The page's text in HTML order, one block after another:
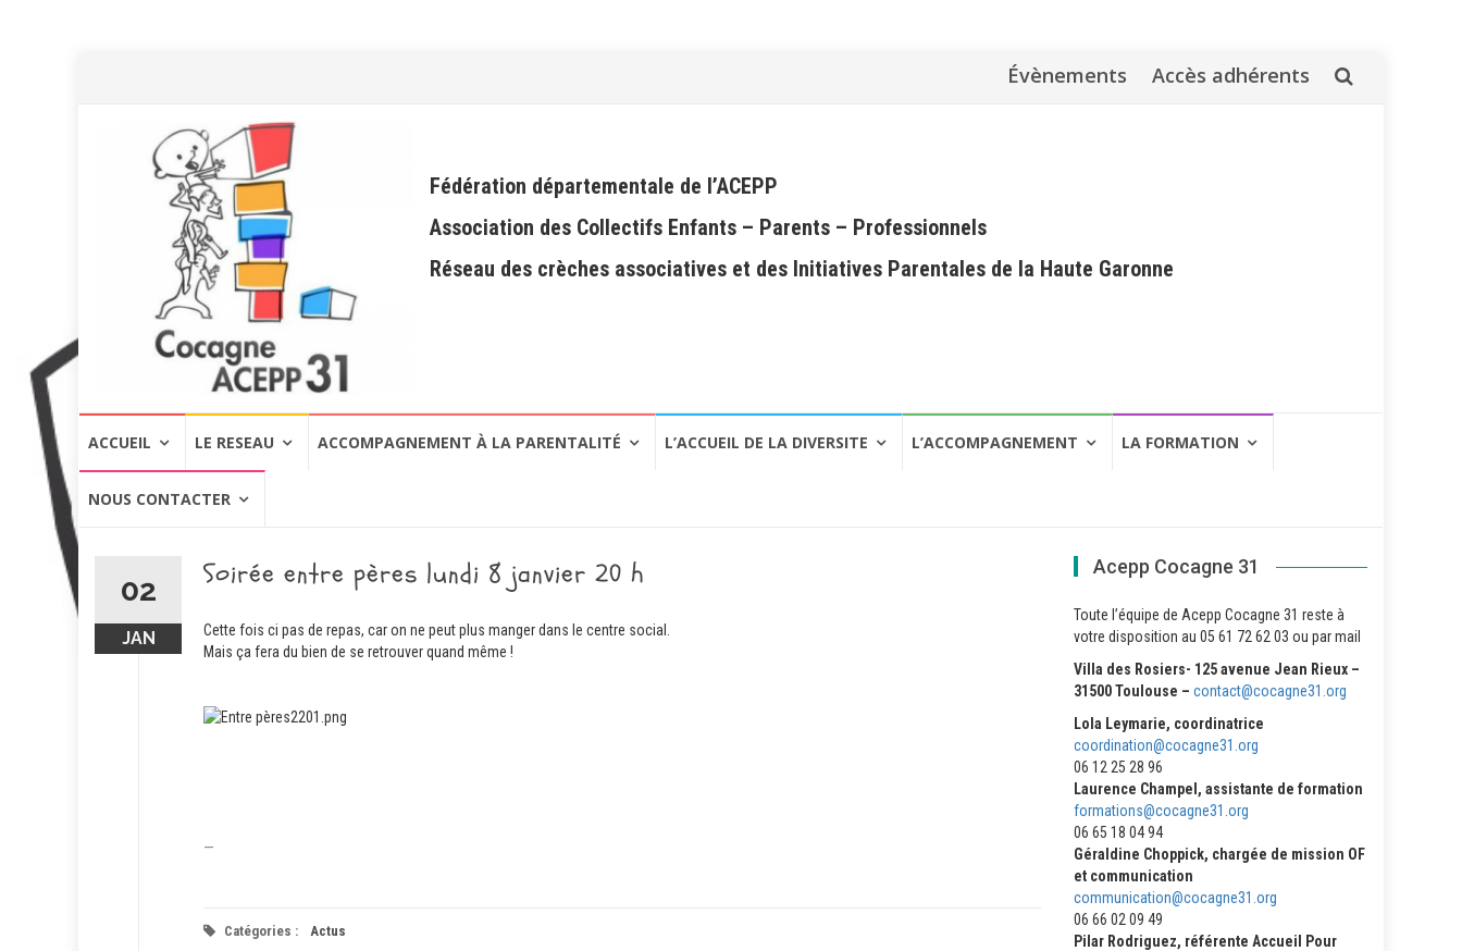
Aller
Évènements Accès adhérents
Fédération départementale de l’ACEPP
Association des Collectifs Enfants – Parents – Professionnels
Réseau des crèches associatives et des Initiatives Parentales de la Haute Garonne
au
contenu
ACCUEIL LE RESEAU ACCOMPAGNEMENT À LA PARENTALITÉ L’ACCUEIL DE LA DIVERSITE L’ACCOMPAGNEMENT LA FORMATION
NOUS CONTACTER
02
JAN
Soirée entre pères lundi 8 janvier 20 h
Cette fois ci pas de repas, car on ne peut plus manger dans le centre social.
Mais ça fera du bien de se retrouver quand même !
—
Catégories : Actus
Acepp Cocagne 31
Toute l’équipe de Acepp Cocagne 31 reste à
votre disposition au 05 61 72 62 03 ou par mail
Villa des Rosiers- 125 avenue Jean Rieux –
31500 Toulouse – contact@cocagne31.org
Lola Leymarie, coordinatrice
coordination@cocagne31.org
06 12 25 28 96
Laurence Champel, assistante de formation
formations@cocagne31.org
06 65 18 04 94
Géraldine Choppick, chargée de mission OF
et communication
communication@cocagne31.org
06 66 02 09 49
Pilar Rodriguez, référente Accueil Pour